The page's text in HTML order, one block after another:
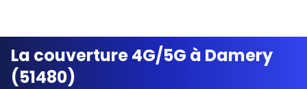
Streaming
La couverture 4G/5G à Damery
(51480)